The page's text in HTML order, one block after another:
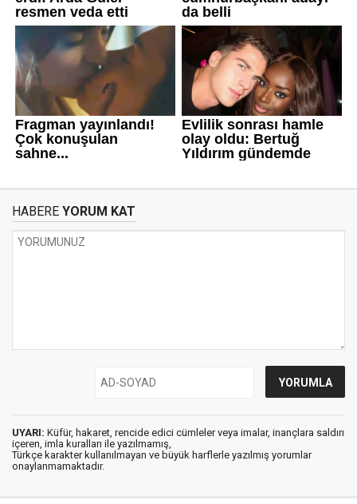
HABERE YORUM KAT
UYARI: Küfür, hakaret, rencide edici cümleler veya imalar, inançlara saldırı
içeren, imla kuralları ile yazılmamış,
Türkçe karakter kullanılmayan ve büyük harflerle yazılmış yorumlar
onaylanmamaktadır.